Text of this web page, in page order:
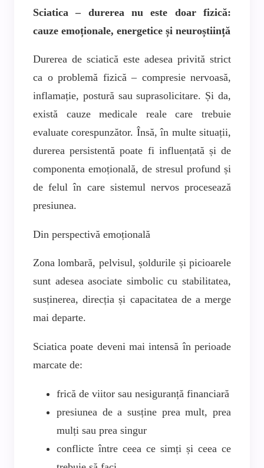
Sciatica – durerea nu este doar fizică:
cauze emoționale, energetice și neuroștiință
Durerea de sciatică este adesea privită strict
ca o problemă fizică – compresie nervoasă,
inflamație, postură sau suprasolicitare. Și da,
există cauze medicale reale care trebuie
evaluate corespunzător. Însă, în multe situații,
durerea persistentă poate fi influențată și de
componenta emoțională, de stresul profund și
de felul în care sistemul nervos procesează
presiunea.
Din perspectivă emoțională
Zona lombară, pelvisul, șoldurile și picioarele
sunt adesea asociate simbolic cu stabilitatea,
susținerea, direcția și capacitatea de a merge
mai departe.
Sciatica poate deveni mai intensă în perioade
marcate de:
frică de viitor sau nesiguranță financiară
presiunea de a susține prea mult, prea
mulți sau prea singur
conflicte între ceea ce simți și ceea ce